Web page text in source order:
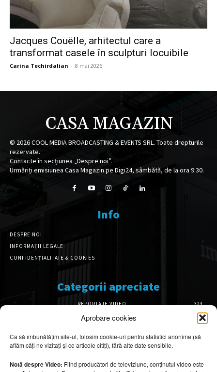
Aprobare cookies
Ca să îmbunătățim site-ul, folosim cookie-uri pentru statistici anonime (să
aflăm câți ne vizitați și ce articole citiți), fără alte date sensibile.
Notă despre Video: Fiind producători de televiziune, conținutul video este
Jacques Couëlle, arhitectul care a
transformat casele în sculpturi locuibile
Carina Techirdalian - 8 mai 2026
CASA MAGAZIN
© 2026COOL MEDIA BROADCASTING & EVENTS SRL. Toate drepturile
rezervate.
Contacte în secțiunea „Despre noi”.
Urmăriți emisiunea Casa Magazin pe Digi24, sâmbătă, de la ora 9:30.
Info
DESPRE NOI
INFORMAȚII LEGALE
CONFIDENȚIALITATE & COOKIES
Categorii apreciate
REPORTAJE VIDEO
323
AMENAJĂRI INTERIOARE
126
DESIGN INTERIOR
64
ARHITECTURĂ & DESIGN
OPINII & ANALIZE
43